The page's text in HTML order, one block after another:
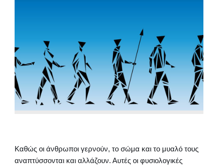
Καθώς οι άνθρωποι γερνούν, το σώμα και το μυαλό τους
αναπτύσσονται και αλλάζουν. Αυτές οι φυσιολογικές